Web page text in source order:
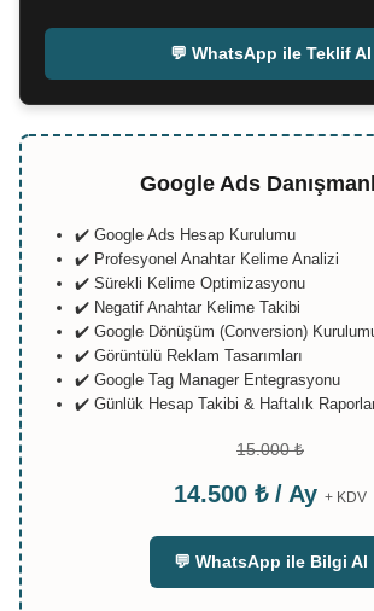
💬 WhatsApp ile Teklif Al
Google Ads
✔️ Google Ads Hesap Kurulumu
✔️ Profesyonel Anahtar Kelime Analizi
✔️ Sürekli Kelime Optimizasyonu
✔️ Negatif Anahtar Kelime Takibi
✔️ Google Dönüşüm (Conversion)
✔️ Görüntülü Reklam Tasarımları
✔️ Google Tag Manager Entegrasyonu
✔️ Günlük Hesap Takibi & Haftalık
15.000 ₺
14.500 ₺ / Ay + KDV
💬 WhatsApp ile Bilgi Al